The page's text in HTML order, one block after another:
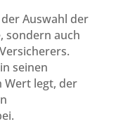
Auswahl der
sondern auch
seinen
Wert legt, der